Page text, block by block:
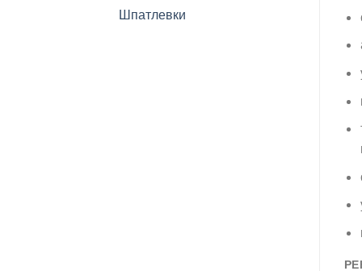
Шпатлевки